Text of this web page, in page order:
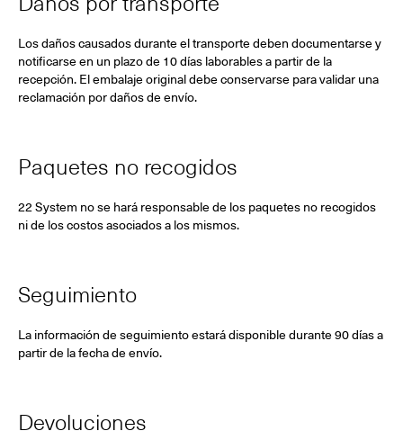
Los daños causados durante el transporte deben documentarse y
notificarse en un plazo de 10 días laborables a partir de la
recepción. El embalaje original debe conservarse para validar una
reclamación por daños de envío.
Paquetes no recogidos
22 System no se hará responsable de los paquetes no recogidos
ni de los costos asociados a los mismos.
Seguimiento
La información de seguimiento estará disponible durante 90 días a
partir de la fecha de envío.
Devoluciones